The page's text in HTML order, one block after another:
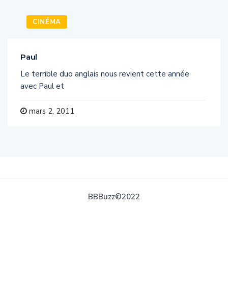
CINÉMA
Paul
Le terrible duo anglais nous revient cette année
avec Paul et
mars 2, 2011
BBBuzz©2022